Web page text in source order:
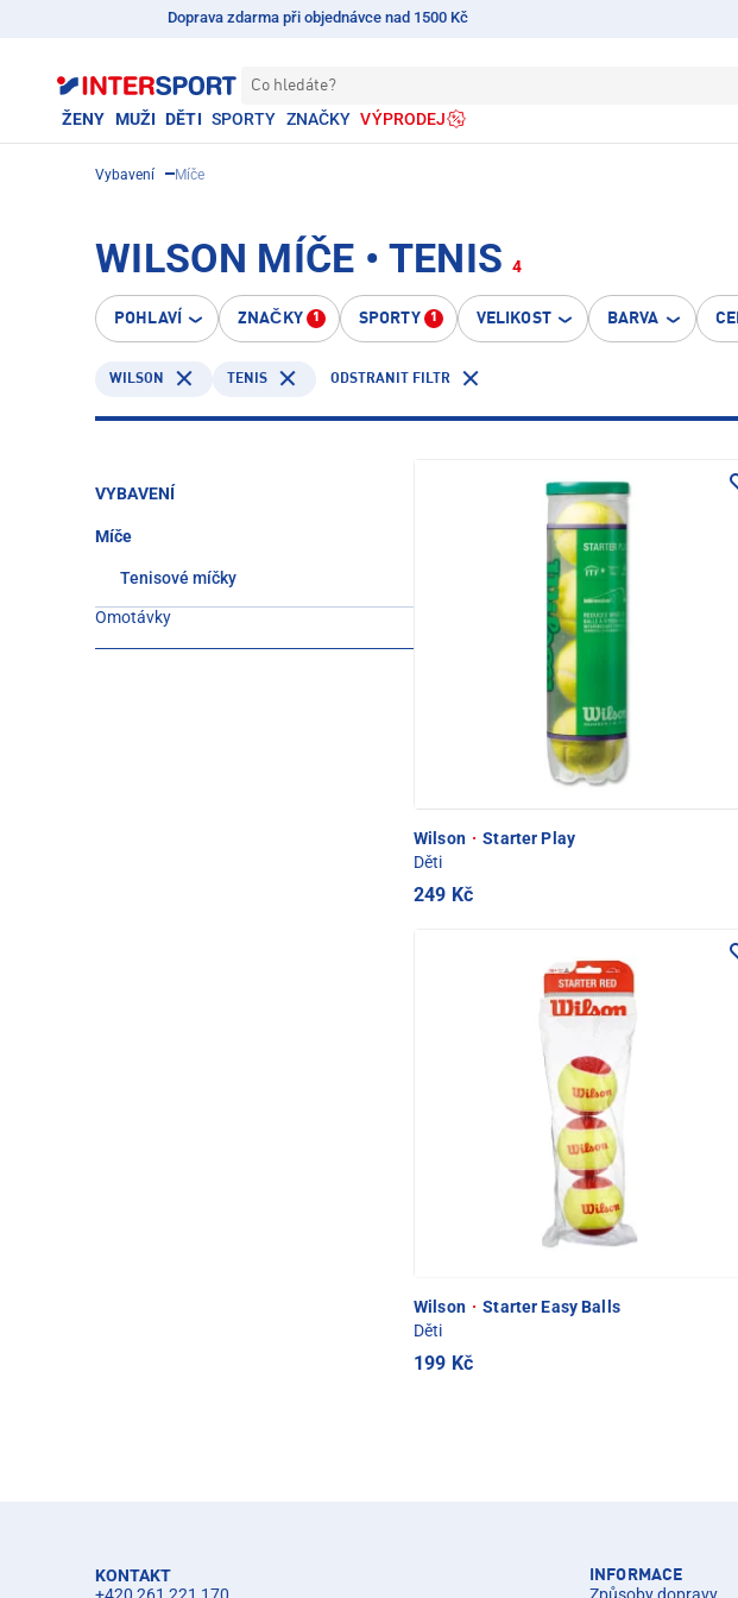
Doprava zdarma při objednávce nad 1500 Kč
Co hledáte?
ŽENY MUŽI DĚTI SPORTY ZNAČKY VÝPRODEJ
Vybavení Míče
WILSON MÍČE • TENIS 4
POHLAVÍ ZNAČKY 1 SPORTY 1 VELIKOST BARVA
WILSON TENIS ODSTRANIT FILTR
VYBAVENÍ
Míče
Tenisové míčky
Omotávky
Wilson · Starter Play
Děti
249 Kč
Wilson · Starter Easy Balls
Děti
199 Kč
KONTAKT
INFORMACE